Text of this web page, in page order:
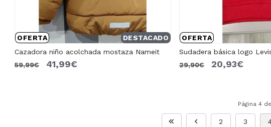
OFERTA
DESTACADO
Cazadora niño acolchada mostaza Nameit
59,99€
41,99€
OFERTA
Sudadera básica logo
29,90€
20,93€
Página 4
2 3